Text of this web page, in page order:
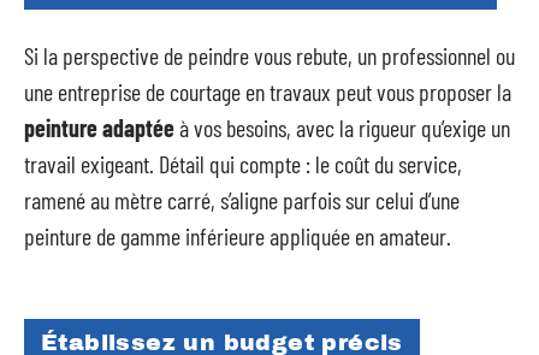
Si la perspective de peindre vous rebute, un professionnel ou
une entreprise de courtage en travaux peut vous proposer la
peinture adaptéeà vos besoins, avec la rigueur qu’exige un
travail exigeant. Détail qui compte : le coût du service,
ramené au mètre carré, s’aligne parfois sur celui d’une
peinture de gamme inférieure appliquée en amateur.
Établissez un budget précis